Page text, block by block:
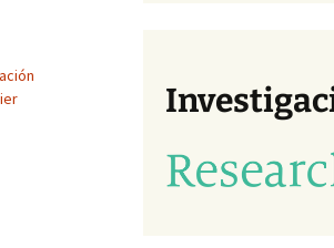
Información del estudio
(2, fase cualitativa)